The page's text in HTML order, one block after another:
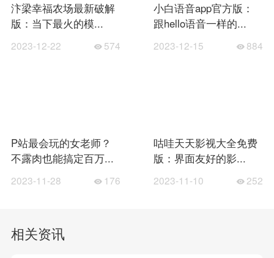
汴梁幸福农场最新破解
版：当下最火的模...
2023-12-22 574
小白语音app官方版：
跟hello语音一样的...
2023-12-15 884
P站最会玩的女老师？
不露肉也能搞定百万...
2023-11-28 176
咕哇天天影视大全免费
版：界面友好的影...
2023-11-10 252
相关资讯